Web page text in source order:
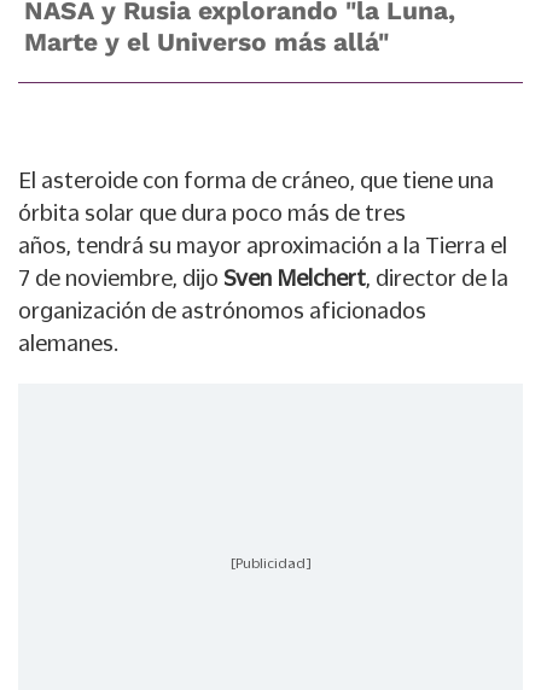
NASA y Rusia explorando "la Luna,
Marte y el Universo más allá"
El asteroide con forma de cráneo, que tiene una
órbita solar que dura poco más de tres
años, tendrá su mayor aproximación a la Tierra el
7 de noviembre , dijo Sven Melchert , director de la
organización de astrónomos aficionados
alemanes.
[Publicidad]